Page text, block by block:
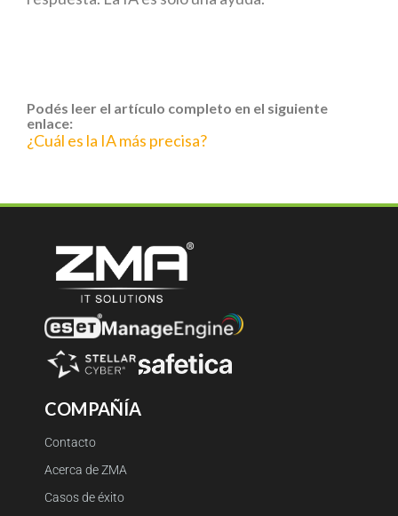
Podés leer el artículo completo en el siguiente
enlace:
¿Cuál es la IA más precisa?
COMPAÑÍA
Contacto
Acerca de ZMA
Casos de éxito